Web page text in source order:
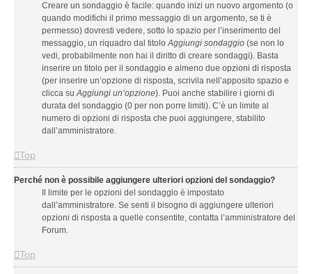
Creare un sondaggio è facile: quando inizi un nuovo argomento (o
quando modifichi il primo messaggio di un argomento, se ti è
permesso) dovresti vedere, sotto lo spazio per l’inserimento del
messaggio, un riquadro dal titoloAggiungi sondaggio (se non lo
vedi, probabilmente non hai il diritto di creare sondaggi). Basta
inserire un titolo per il sondaggio e almeno due opzioni di risposta
(per inserire un’opzione di risposta, scrivila nell’apposito spazio e
clicca suAggiungi un’opzione). Puoi anche stabilire i giorni di
durata del sondaggio (0 per non porre limiti). C’è un limite al
numero di opzioni di risposta che puoi aggiungere, stabilito
dall’amministratore.
Top
Perché non è possibile aggiungere ulteriori opzioni del sondaggio?
Il limite per le opzioni del sondaggio è impostato
dall’amministratore. Se senti il bisogno di aggiungere ulteriori
opzioni di risposta a quelle consentite, contatta l’amministratore del
Forum.
Top